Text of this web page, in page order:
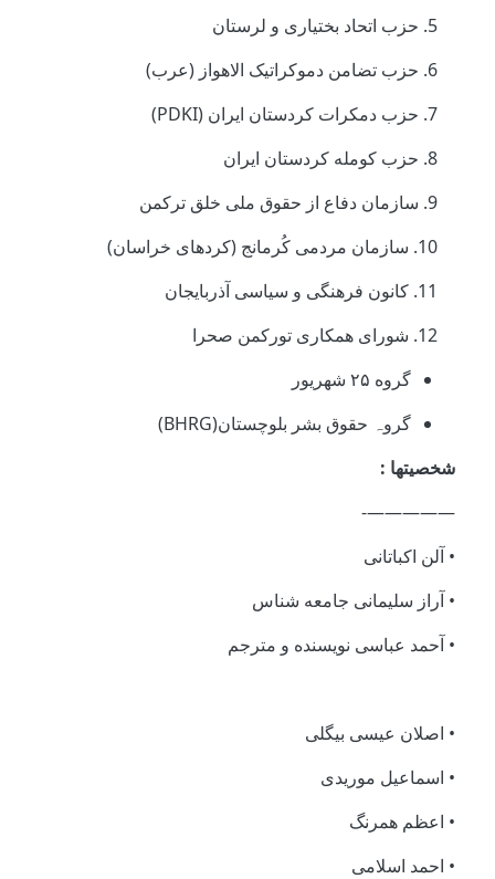
گروه ۲۵ شهریور
گروہ حقوق بشر بلوچستان(BHRG)
شخصیتها :
—————-
• آلن اکباتانی
• آراز سلیمانی جامعه شناس
• آحمد عباسی نویسنده و مترجم
• اصلان عیسی بیگلی
• اسماعیل موریدی
• اعظم همرنگ
• احمد اسلامی